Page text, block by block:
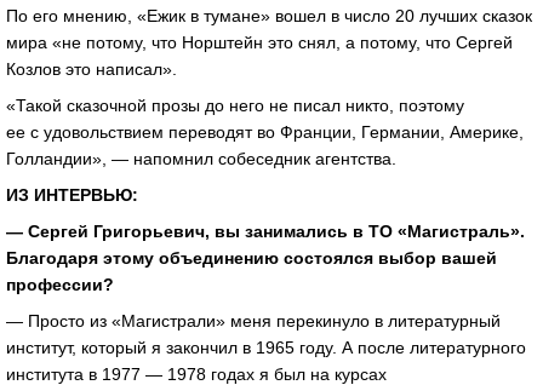
По его мнению, «Ежик в тумане» вошел в число 20 лучших сказок
мира «не потому, что Норштейн это снял, а потому, что Сергей
Козлов это написал».
«Такой сказочной прозы до него не писал никто, поэтому
ее с удовольствием переводят во Франции, Германии, Америке,
Голландии», — напомнил собеседник агентства.
ИЗ ИНТЕРВЬЮ:
— Сергей Григорьевич, вы занимались в ТО «Магистраль».
Благодаря этому объединению состоялся выбор вашей
профессии?
— Просто из «Магистрали» меня перекинуло в литературный
институт, который я закончил в 1965 году. А после литературного
института в 1977 — 1978 годах я был на курсах